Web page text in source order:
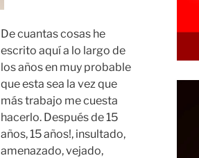
De cuantas cosas he
escrito aquí a lo largo de
los años en muy probable
que esta sea la vez que
más trabajo me cuesta
hacerlo. Después de 15
años, 15 años!, insultado,
amenazado, vejado,